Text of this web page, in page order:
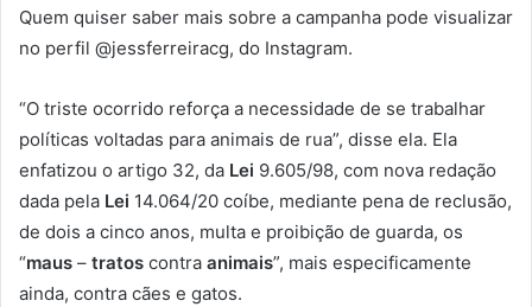
Quem quiser saber mais sobre a campanha pode visualizar
no perfil @jessferreiracg, do Instagram.
“O triste ocorrido reforça a necessidade de se trabalhar
políticas voltadas para animais de rua”, disse ela. Ela
enfatizou o artigo 32, da Lei 9.605/98, com nova redação
dada pela Lei 14.064/20 coíbe, mediante pena de reclusão,
de dois a cinco anos, multa e proibição de guarda, os
“maus – tratos contra animais”, mais especificamente
ainda, contra cães e gatos.